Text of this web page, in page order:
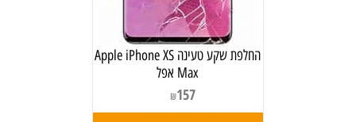
‏החלפת שקע טעינה Apple iPhone XS
Max אפל
₪157